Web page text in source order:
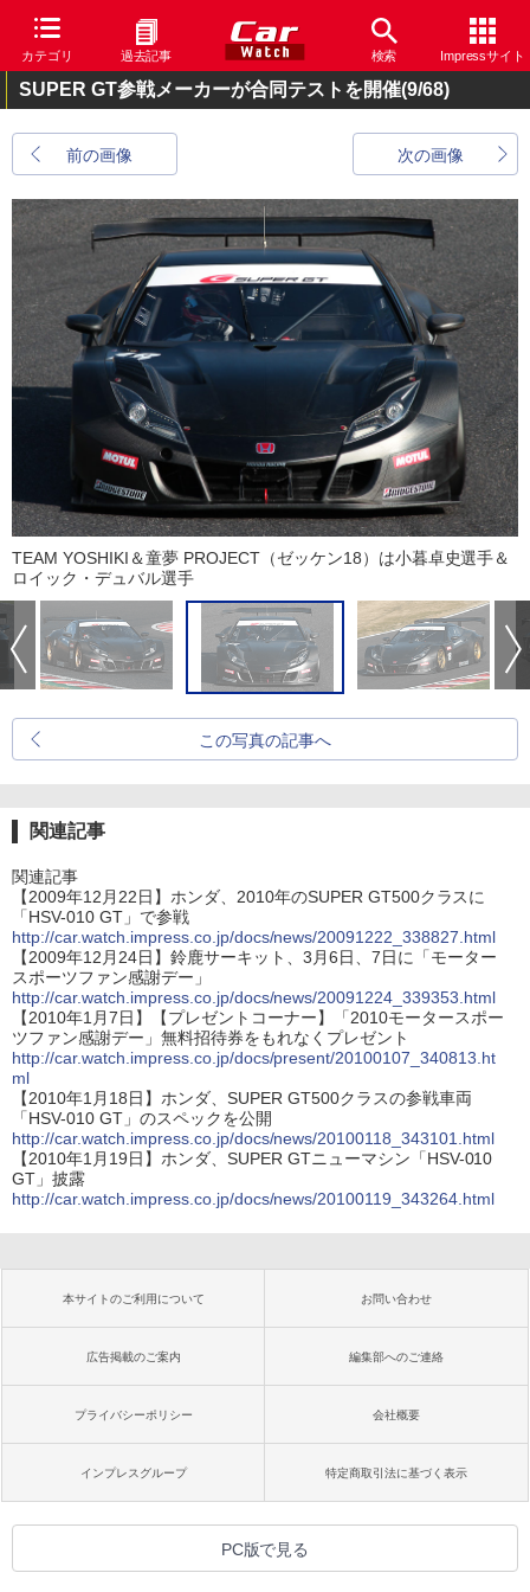
カテゴリ 過去記事 検索 Impressサイト
SUPER GT参戦メーカーが合同テストを開催(9/68)
前の画像 次の画像
TEAM YOSHIKI＆童夢 PROJECT（ゼッケン18）は小暮卓史選手＆
ロイック・デュバル選手
この写真の記事へ
関連記事
関連記事
【2009年12月22日】ホンダ、2010年のSUPER GT500クラスに
「HSV-010 GT」で参戦
http://car.watch.impress.co.jp/docs/news/20091222_338827.html
【2009年12月24日】鈴鹿サーキット、3月6日、7日に「モーター
スポーツファン感謝デー」
http://car.watch.impress.co.jp/docs/news/20091224_339353.html
【2010年1月7日】【プレゼントコーナー】「2010モータースポー
ツファン感謝デー」無料招待券をもれなくプレゼント
http://car.watch.impress.co.jp/docs/present/20100107_340813.ht
ml
【2010年1月18日】ホンダ、SUPER GT500クラスの参戦車両
「HSV-010 GT」のスペックを公開
http://car.watch.impress.co.jp/docs/news/20100118_343101.html
【2010年1月19日】ホンダ、SUPER GTニューマシン「HSV-010
GT」披露
http://car.watch.impress.co.jp/docs/news/20100119_343264.html
本サイトのご利用について お問い合わせ
広告掲載のご案内 編集部へのご連絡
プライバシーポリシー 会社概要
インプレスグループ 特定商取引法に基づく表示
PC版で見る